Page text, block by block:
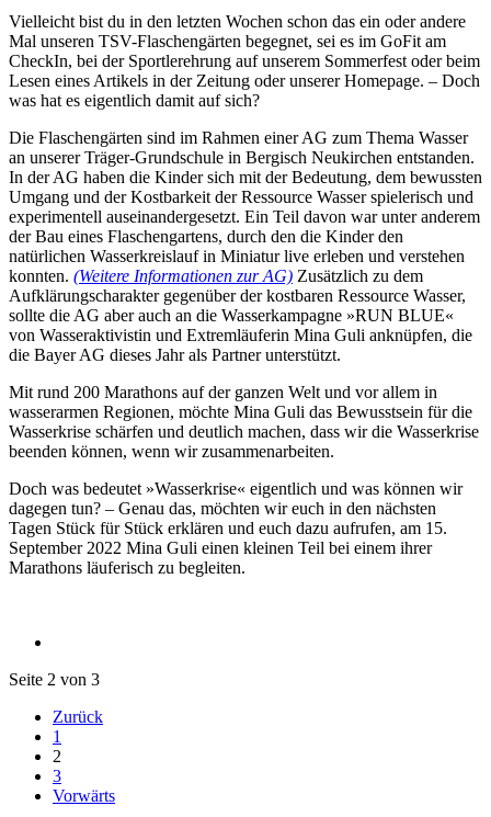
Vielleicht bist du in den letzten Wochen schon das ein oder andere
Mal unseren TSV-Flaschengärten begegnet, sei es im GoFit am
CheckIn, bei der Sportlerehrung auf unserem Sommerfest oder beim
Lesen eines Artikels in der Zeitung oder unserer Homepage. – Doch
was hat es eigentlich damit auf sich?
Die Flaschengärten sind im Rahmen einer AG zum Thema Wasser
an unserer Träger-Grundschule in Bergisch Neukirchen entstanden.
In der AG haben die Kinder sich mit der Bedeutung, dem bewussten
Umgang und der Kostbarkeit der Ressource Wasser spielerisch und
experimentell auseinandergesetzt. Ein Teil davon war unter anderem
der Bau eines Flaschengartens, durch den die Kinder den
natürlichen Wasserkreislauf in Miniatur live erleben und verstehen
konnten. (Weitere Informationen zur AG) Zusätzlich zu dem
Aufklärungscharakter gegenüber der kostbaren Ressource Wasser,
sollte die AG aber auch an die Wasserkampagne »RUN BLUE«
von Wasseraktivistin und Extremläuferin Mina Guli anknüpfen, die
die Bayer AG dieses Jahr als Partner unterstützt.
Mit rund 200 Marathons auf der ganzen Welt und vor allem in
wasserarmen Regionen, möchte Mina Guli das Bewusstsein für die
Wasserkrise schärfen und deutlich machen, dass wir die Wasserkrise
beenden können, wenn wir zusammenarbeiten.
Doch was bedeutet »Wasserkrise« eigentlich und was können wir
dagegen tun? – Genau das, möchten wir euch in den nächsten
Tagen Stück für Stück erklären und euch dazu aufrufen, am 15.
September 2022 Mina Guli einen kleinen Teil bei einem ihrer
Marathons läuferisch zu begleiten.
Seite 2 von 3
Zurück
1
2
3
Vorwärts